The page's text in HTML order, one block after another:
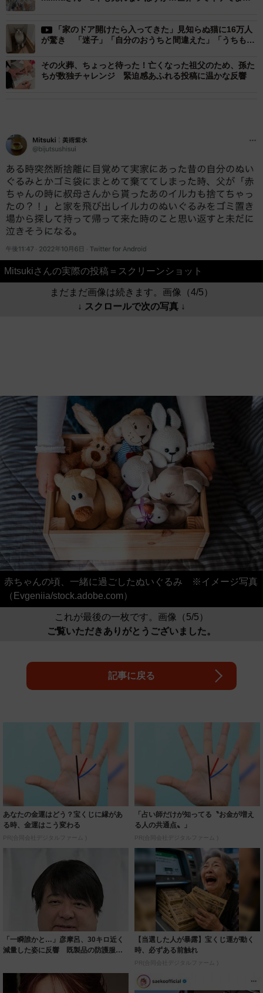
「家のドア開けたら入ってきた」見知らぬ猫に16万人
が驚き 「迷子」「自分のおうちと間違えた」「うちもあ
その火葬、ちょっと待った！亡くなった祖父のため、孫た
ちが数独チャレンジ 緊迫感あふれる投稿に温かな反響
Mitsukiさんの実際の投稿＝スクリーンショット
まだまだ画像は続きます。画像（4/5）
↓ スクロールで次の写真 ↓
赤ちゃんの頃、一緒に過ごしたぬいぐるみ ※イメージ写真
（Evgeniia/stock.adobe.com）
これが最後の一枚です。画像（5/5）
ご覧いただきありがとうございました。
記事に戻る
あなたの金運はどう？宝くじに縁があ
る時、金運はこう変わる
PR(合同会社デジタルファーム )
「占い師だけが知ってる〝お金が増え
る人の共通点〟」
PR(合同会社デジタルファーム )
「一瞬誰かと…」彦摩呂、30キロ近く
減量した姿に反響 既製品の防護服が
【当選した人が暴露】宝くじ運が動く
時、必ずある前触れ
PR(合同会社デジタルファーム )